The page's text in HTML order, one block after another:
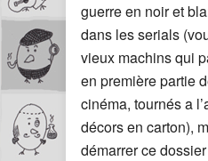
guerre en noir et
dans les serials
vieux machins qui
en première partie
cinéma, tournés a
décors en carton),
démarrer ce